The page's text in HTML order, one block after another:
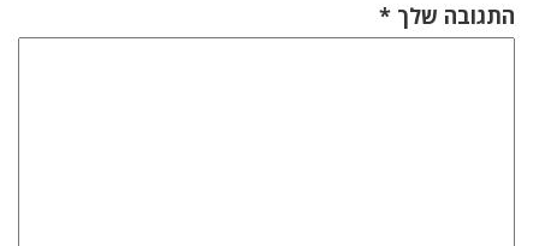
התגובה שלך *